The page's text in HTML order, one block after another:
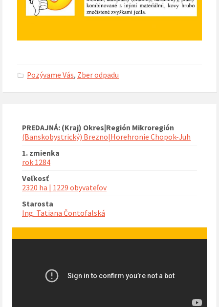
Pozývame Vás, Zber odpadu
PREDAJNÁ: (Kraj) Okres|Región Mikroregión
(Banskobystrický) Brezno|Horehronie Chopok-Juh
1. zmienka
rok 1284
Veľkosť
2320 ha | 1229 obyvateľov
Starosta
Ing. Tatiana Čontofalská